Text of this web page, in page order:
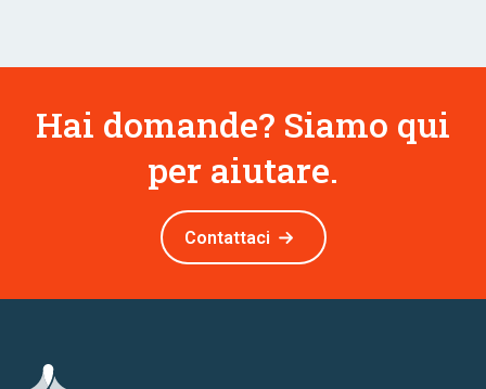
Hai domande? Siamo qui
per aiutare.
Contattaci